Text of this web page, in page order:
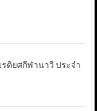
รติยศกีฬานาวี ประจำ